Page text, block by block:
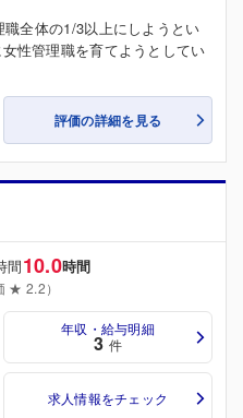
全体の1/3以上にしようとい
性管理職を育てようとしてい
評価の詳細を見る
間10.0時間
★ 2.2）
年収・給与明細
3 件
求人情報をチェック